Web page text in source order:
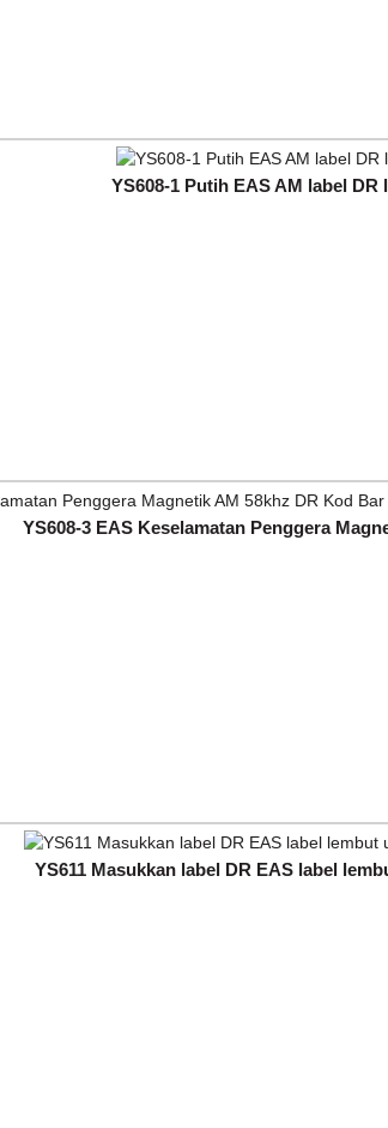
YS608-1 Putih EAS AM label DR
YS608-3 EAS Keselamatan Penggera
YS611 Masukkan label DR EAS label